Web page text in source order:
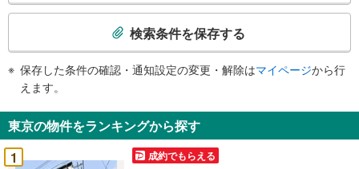
検
知
を
受
検索条件を保存する
保存した条件の確認・通知設定の変更・解除はマイページから行
えます。
東京の物件をランキングから探す
1
成約でもらえる